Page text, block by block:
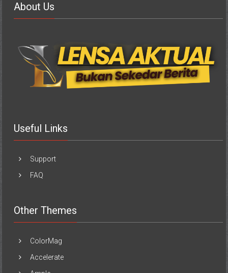
About Us
Useful Links
Support
FAQ
Other Themes
ColorMag
Accelerate